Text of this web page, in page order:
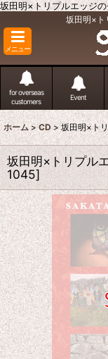
坂田明×トリプルエッジ
坂田明×ト
メニュー
for overseas
customers
Event
ホーム > CD > 坂田明×ト
坂田明×トリプル
1045]